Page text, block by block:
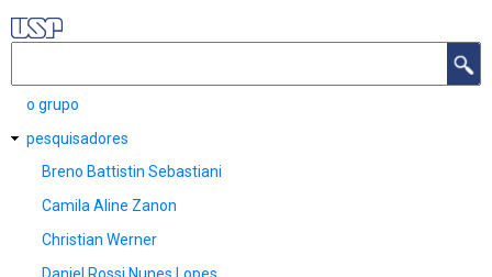
Pular
para
conteúdo
principal
NAVEGAÇÃO
PRINCIPAL
o grupo
pesquisadores
Breno Battistin Sebastiani
Camila Aline Zanon
Christian Werner
Daniel Rossi Nunes Lopes